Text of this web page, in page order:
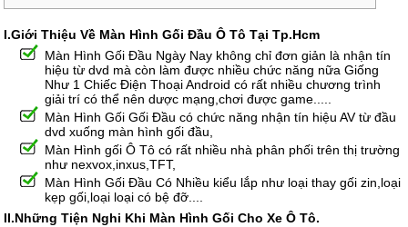
I.Giới Thiệu Về Màn Hình Gối Đầu Ô Tô Tại Tp.Hcm
Màn Hình Gối Đầu Ngày Nay không chỉ đơn giản là nhận tín
hiệu từ dvd mà còn làm được nhiều chức năng nữa Giống
Như 1 Chiếc Điện Thoại Android có rất nhiều chương trình
giải trí có thể nên dược mạng,chơi được game.....
Màn Hình Gối Gối Đầu có chức năng nhận tín hiệu AV từ đầu
dvd xuống màn hình gối đầu,
Màn Hình gối Ô Tô có rất nhiều nhà phân phối trên thị trường
như nexvox,inxus,TFT,
Màn Hình Gối Đầu Có Nhiều kiểu lắp như loại thay gối zin,loại
kẹp gối,loại loại có bệ đỡ....
II.Những Tiện Nghi Khi Màn Hình Gối Cho Xe Ô Tô.